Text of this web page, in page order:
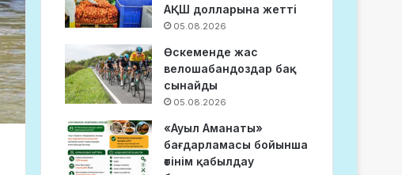
АҚШ долларына жетті
05.08.2026
Өскеменде жас
велошабандоздар бақ
сынайды
05.08.2026
«Ауыл Аманаты»
бағдарламасы бойынша
өтінім қабылдау